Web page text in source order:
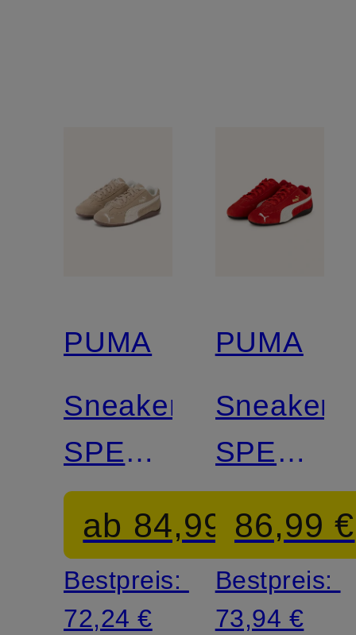
PUMA
Sneaker
SPEEDCAT
ELEVATED
ab 84,99 €
Bestpreis:
72,24 €
PUMA
Sneaker
OG
86,99 €
Bestpreis:
73,94 €